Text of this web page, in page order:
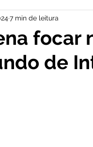
Livros #34Lentes
Passos
focar
de
7 min de leitura